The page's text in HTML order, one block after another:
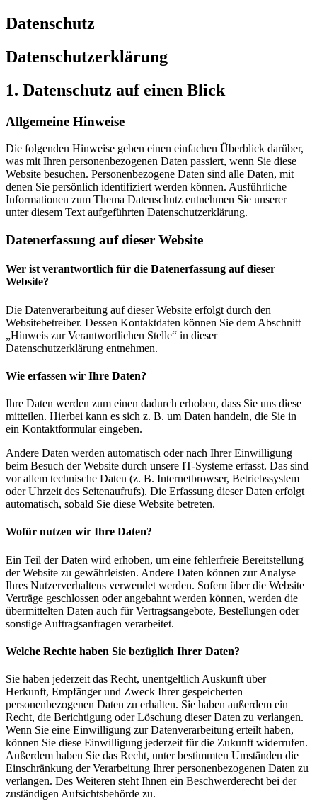
Datenschutz
Datenschutz­erklärung
1. Datenschutz auf einen Blick
Allgemeine Hinweise
Die folgenden Hinweise geben einen einfachen Überblick darüber,
was mit Ihren personenbezogenen Daten passiert, wenn Sie diese
Website besuchen. Personenbezogene Daten sind alle Daten, mit
denen Sie persönlich identifiziert werden können. Ausführliche
Informationen zum Thema Datenschutz entnehmen Sie unserer
unter diesem Text aufgeführten Datenschutzerklärung.
Datenerfassung auf dieser Website
Wer ist verantwortlich für die Datenerfassung auf dieser
Website?
Die Datenverarbeitung auf dieser Website erfolgt durch den
Websitebetreiber. Dessen Kontaktdaten können Sie dem Abschnitt
„Hinweis zur Verantwortlichen Stelle“ in dieser
Datenschutzerklärung entnehmen.
Wie erfassen wir Ihre Daten?
Ihre Daten werden zum einen dadurch erhoben, dass Sie uns diese
mitteilen. Hierbei kann es sich z. B. um Daten handeln, die Sie in
ein Kontaktformular eingeben.
Andere Daten werden automatisch oder nach Ihrer Einwilligung
beim Besuch der Website durch unsere IT-Systeme erfasst. Das sind
vor allem technische Daten (z. B. Internetbrowser, Betriebssystem
oder Uhrzeit des Seitenaufrufs). Die Erfassung dieser Daten erfolgt
automatisch, sobald Sie diese Website betreten.
Wofür nutzen wir Ihre Daten?
Ein Teil der Daten wird erhoben, um eine fehlerfreie Bereitstellung
der Website zu gewährleisten. Andere Daten können zur Analyse
Ihres Nutzerverhaltens verwendet werden. Sofern über die Website
Verträge geschlossen oder angebahnt werden können, werden die
übermittelten Daten auch für Vertragsangebote, Bestellungen oder
sonstige Auftragsanfragen verarbeitet.
Welche Rechte haben Sie bezüglich Ihrer Daten?
Sie haben jederzeit das Recht, unentgeltlich Auskunft über
Herkunft, Empfänger und Zweck Ihrer gespeicherten
personenbezogenen Daten zu erhalten. Sie haben außerdem ein
Recht, die Berichtigung oder Löschung dieser Daten zu verlangen.
Wenn Sie eine Einwilligung zur Datenverarbeitung erteilt haben,
können Sie diese Einwilligung jederzeit für die Zukunft widerrufen.
Außerdem haben Sie das Recht, unter bestimmten Umständen die
Einschränkung der Verarbeitung Ihrer personenbezogenen Daten zu
verlangen. Des Weiteren steht Ihnen ein Beschwerderecht bei der
zuständigen Aufsichtsbehörde zu.